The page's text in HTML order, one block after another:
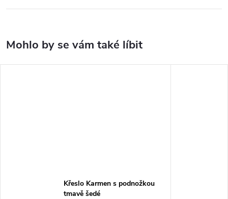
Křeslo Karmen s podnožkou
tmavě šedé